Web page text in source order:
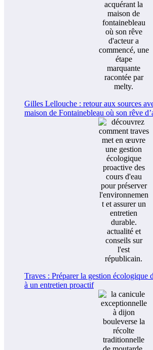
Gilles Lellouche : retour aux sources
maison de Fontainebleau où son rêve
Traves : Préparer la gestion écologique
à un entretien proactif